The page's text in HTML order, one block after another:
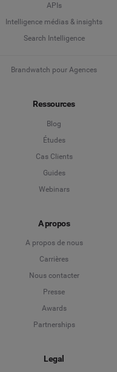
APIs
Intelligence médias & insights
Search Intelligence
Brandwatch pour Agences
Ressources
Blog
Études
Cas Clients
Guides
Webinars
A propos
A propos de nous
Carrières
Nous contacter
Presse
Awards
Partnerships
Legal